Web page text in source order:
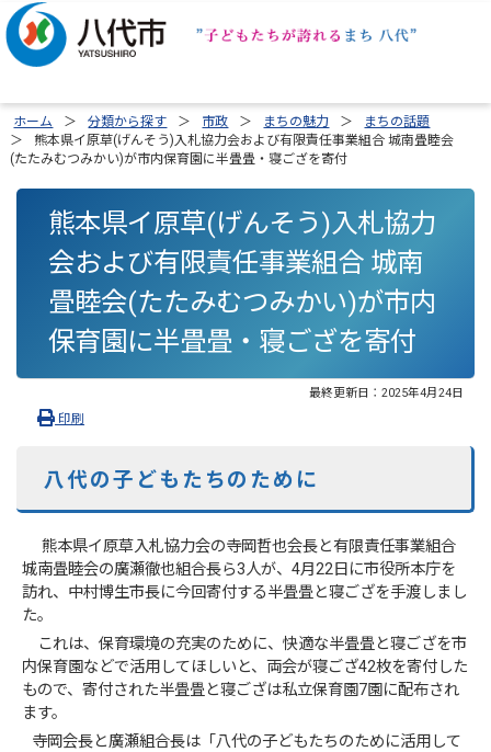
ホーム 分類から探す 市政 まちの魅力
まちの話題
熊本県イ原草(げんそう)入札協力会および有限責任事業組合 城南畳睦会
(たたみむつみかい)が市内保育園に半畳畳・寝ござを寄付
熊本県イ原草(げんそう)入札協力
会および有限責任事業組合 城南
畳睦会(たたみむつみかい)が市内
保育園に半畳畳・寝ござを寄付
最終更新日： 2025年4月24日
印刷
八代の子どもたちのために
熊本県イ原草入札協力会の寺岡哲也会長と有限責任事業組合
城南畳睦会の廣瀬徹也組合長ら3人が、4月22日に市役所本庁を
訪れ、中村博生市長に今回寄付する半畳畳と寝ござを手渡しまし
た。
これは、保育環境の充実のために、快適な半畳畳と寝ござを市
内保育園などで活用してほしいと、両会が寝ござ42枚を寄付した
もので、寄付された半畳畳と寝ござは私立保育園7園に配布され
ます。
寺岡会長と廣瀬組合長は「八代の子どもたちのために活用して